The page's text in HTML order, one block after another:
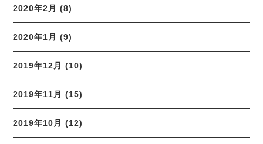
2020年2月 (8)
2020年1月 (9)
2019年12月 (10)
2019年11月 (15)
2019年10月 (12)